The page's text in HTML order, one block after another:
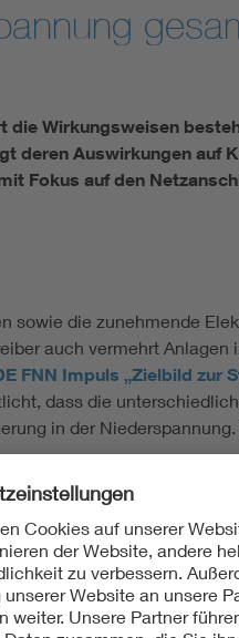
die Wirkungsweisen
deren Auswirkungen auf
Fokus auf den
sowie die zunehmende
auch vermehrt
FNN Impuls „Zielbild zur
dass die
in der
erschweren
entweder direkt
führen dazu,
und
bei der Umsetzung